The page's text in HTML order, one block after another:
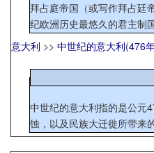
拜占庭帝国（或写作拜占廷
纪欧洲历史最悠久的君主制
意大利 >> 中世纪的意大利(476
中世纪的意大利指的是公元
蚀，以及民族大迁徙所带来